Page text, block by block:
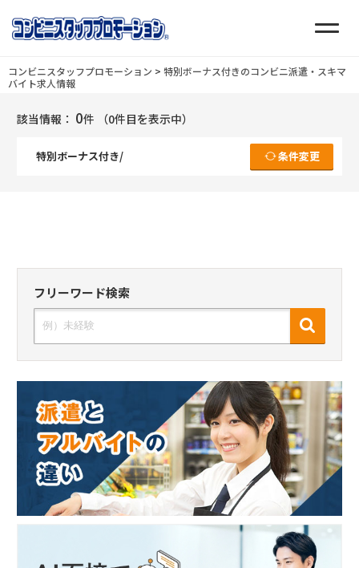
コンビニスタッフプロモーション > 特別ボーナス付きのコンビニ派遣・スキマ
バイト求人情報
該当情報： 0件 （0件目を表示中）
特別ボーナス付き/ 条件変更
フリーワード検索